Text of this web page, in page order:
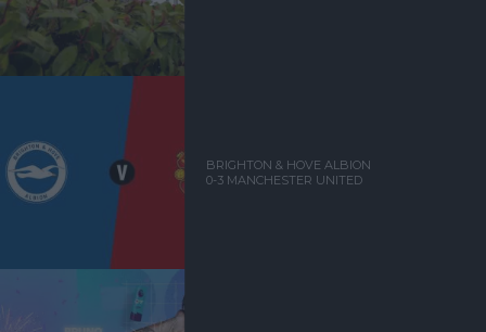
BRIGHTON & HOVE ALBION
0-3 MANCHESTER UNITED